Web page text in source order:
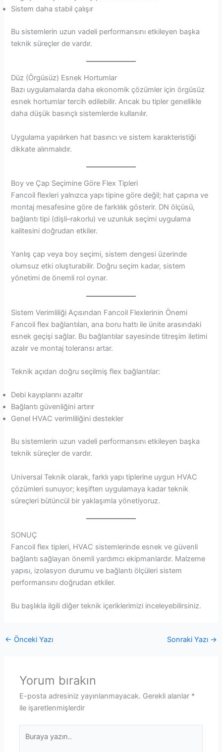
Sistem daha stabil çalışır
Bu sistemlerin uzun vadeli performansını etkileyen başka
teknik süreçler de vardır.
Düz (Örgüsüz) Esnek Hortumlar
Bazı uygulamalarda daha ekonomik çözümler için örgüsüz
esnek hortumlar tercih edilebilir. Ancak bu tipler genellikle
daha düşük basınçlı sistemlerde kullanılır.
Uygulama yapılırken hat basıncı ve sistem karakteristiği
dikkate alınmalıdır.
Boy ve Çap Seçimine Göre Flex Tipleri
Fancoil flexleri yalnızca yapı tipine göre değil; hat çapına ve
montaj mesafesine göre de farklılık gösterir. DN ölçüsü,
bağlantı tipi (dişli–rakorlu) ve uzunluk seçimi uygulama
kalitesini doğrudan etkiler.
Yanlış çap veya boy seçimi, sistem dengesi üzerinde
olumsuz etki oluşturabilir. Doğru seçim kadar, sistem
yönetimi de önemli rol oynar.
Sistem Verimliliği Açısından Fancoil Flexlerinin Önemi
Fancoil flex bağlantıları, ana boru hattı ile ünite arasındaki
esnek geçişi sağlar. Bu bağlantılar sayesinde titreşim iletimi
azalır ve montaj toleransı artar.
Teknik açıdan doğru seçilmiş flex bağlantılar:
Debi kayıplarını azaltır
Bağlantı güvenliğini artırır
Genel HVAC verimliliğini destekler
Bu sistemlerin uzun vadeli performansını etkileyen başka
teknik süreçler de vardır.
Universal Teknik olarak, farklı yapı tiplerine uygun HVAC
çözümleri sunuyor; keşiften uygulamaya kadar teknik
süreçleri bütüncül bir yaklaşımla yönetiyoruz.
SONUÇ
Fancoil flex tipleri, HVAC sistemlerinde esnek ve güvenli
bağlantı sağlayan önemli yardımcı ekipmanlardır. Malzeme
yapısı, izolasyon durumu ve bağlantı ölçüleri sistem
performansını doğrudan etkiler.
Bu başlıkla ilgili diğer teknik içeriklerimizi inceleyebilirsiniz.
← Önceki Yazı Sonraki Yazı →
Yorum bırakın
E-posta adresiniz yayınlanmayacak. Gerekli alanlar *
ile işaretlenmişlerdir
yazın..